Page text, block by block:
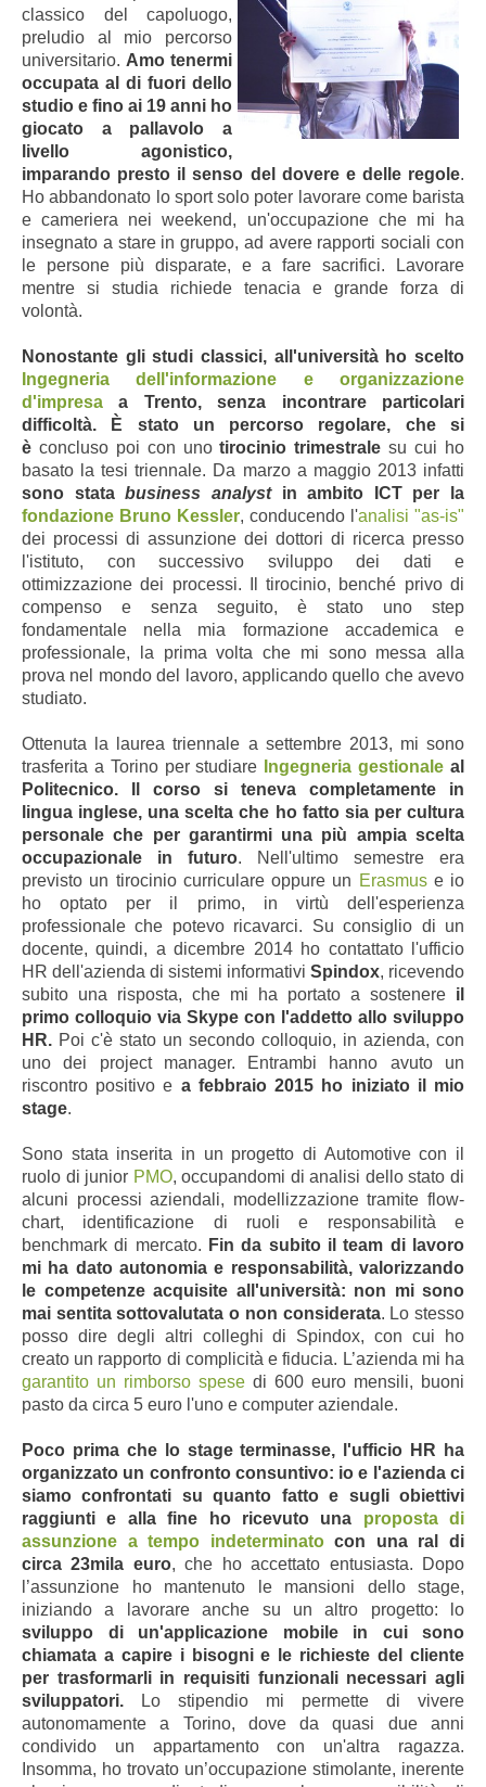
classico del capoluogo,
preludio al mio percorso
universitario. Amo tenermi
occupata al di fuori dello
studio e fino ai 19 anni ho
giocato a pallavolo a
livello agonistico,
imparando presto il senso del dovere e delle regole.
Ho abbandonato lo sport solo poter lavorare come barista
e cameriera nei weekend, un'occupazione che mi ha
insegnato a stare in gruppo, ad avere rapporti sociali con
le persone più disparate, e a fare sacrifici. Lavorare
mentre si studia richiede tenacia e grande forza di
volontà.
Nonostante gli studi classici, all'università ho scelto
Ingegneria dell'informazione e organizzazione
d'impresa a Trento, senza incontrare particolari
difficoltà. È stato un percorso regolare, che si
è concluso poi con unotirocinio trimestrale su cui ho
basato la tesi triennale. Da marzo a maggio 2013 infatti
sono statabusiness analystin ambito ICT per la
fondazione Bruno Kessler, conducendo l'analisi "as-is"
dei processi di assunzione dei dottori di ricerca presso
l'istituto, con successivo sviluppo dei dati e
ottimizzazione dei processi. Il tirocinio, benché privo di
compenso e senza seguito, è stato uno step
fondamentale nella mia formazione accademica e
professionale, la prima volta che mi sono messa alla
prova nel mondo del lavoro, applicando quello che avevo
studiato.
Ottenuta la laurea triennale a settembre 2013, mi sono
trasferita a Torino per studiare
Ingegneria gestionale al
Politecnico. Il corso si teneva completamente in
lingua inglese, una scelta che ho fatto sia per cultura
personale che per garantirmi una più ampia scelta
occupazionale in futuro. Nell'ultimo semestre era
previsto un tirocinio curriculare oppure un Erasmuse io
ho optato per il primo, in virtù dell'esperienza
professionale che potevo ricavarci. Su consiglio di un
docente, quindi, a dicembre 2014 ho contattato l'ufficio
HR dell'azienda di sistemi informativi Spindox, ricevendo
subito una risposta, che mi ha portato a sostenere il
primo colloquio via Skype con l'addetto allo sviluppo
HR. Poi c'è stato un secondo colloquio, in azienda, con
uno dei project manager. Entrambi hanno avuto un
riscontro positivo e a febbraio 2015 ho iniziato il mio
stage.
Sono stata inserita in un progetto di Automotive con il
ruolo di junior PMO, occupandomi di analisi dello stato di
alcuni processi aziendali, modellizzazione tramite flow-
chart, identificazione di ruoli e responsabilità e
benchmark di mercato. Fin da subito il team di lavoro
mi ha dato autonomia e responsabilità, valorizzando
le competenze acquisite all'università: non mi sono
mai sentita sottovalutata o non considerata. Lo stesso
posso dire degli altri colleghi di Spindox, con cui ho
creato un rapporto di complicità e fiducia. L’azienda mi ha
garantito un rimborso spese di 600 euro mensili, buoni
pasto da circa 5 euro l'uno e computer aziendale.
Poco prima che lo stage terminasse, l'ufficio HR ha
organizzato un confronto consuntivo: io e l'azienda ci
siamo confrontati su quanto fatto e sugli obiettivi
raggiunti e alla fine ho ricevuto una proposta di
assunzione a tempo indeterminatocon una ral di
circa 23mila euro, che ho accettato entusiasta. Dopo
l’assunzione ho mantenuto le mansioni dello stage,
iniziando a lavorare anche su un altro progetto: lo
sviluppo di un'applicazione mobile in cui sono
chiamata a capire i bisogni e le richieste del cliente
per trasformarli in requisiti funzionali necessari agli
sviluppatori. Lo stipendio mi permette di vivere
autonomamente a Torino, dove da quasi due anni
condivido un appartamento con un'altra ragazza.
Insomma, ho trovato un’occupazione stimolante, inerente